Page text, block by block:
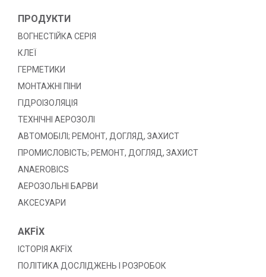
ПРОДУКТИ
ВОГНЕСТІЙКА СЕРІЯ
КЛЕЇ
ГЕРМЕТИКИ
МОНТАЖНІ ПІНИ
ГІДРОІЗОЛЯЦІЯ
ТЕХНІЧНІ АЕРОЗОЛІ
АВТОМОБІЛІ; РЕМОНТ, ДОГЛЯД, ЗАХИСТ
ПРОМИСЛОВІСТЬ; РЕМОНТ, ДОГЛЯД, ЗАХИСТ
ANAEROBICS
АЕРОЗОЛЬНІ БАРВИ
АКСЕСУАРИ
AKFİX
ІСТОРІЯ AKFİX
ПОЛІТИКА ДОСЛІДЖЕНЬ І РОЗРОБОК